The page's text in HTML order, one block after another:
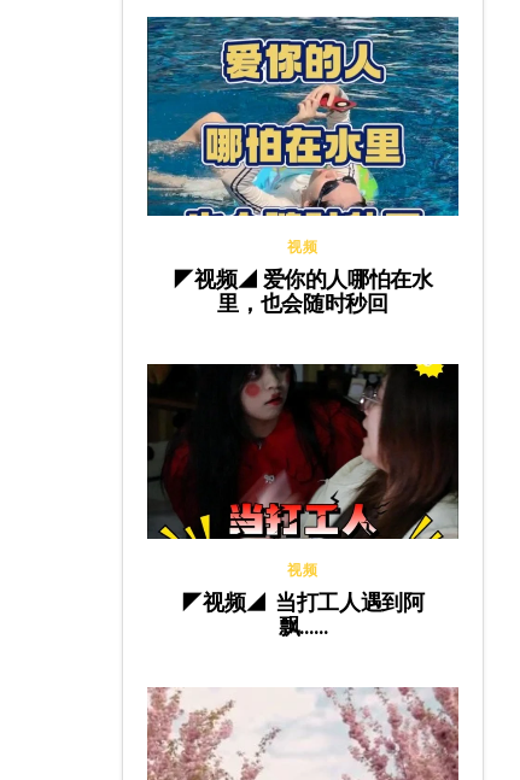
视频
◤视频◢ 爱你的人哪怕在水
里，也会随时秒回
视频
◤视频◢ 当打工人遇到阿
飘……